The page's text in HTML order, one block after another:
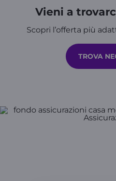
Vieni a
Scopri l’offerta più
TROVA